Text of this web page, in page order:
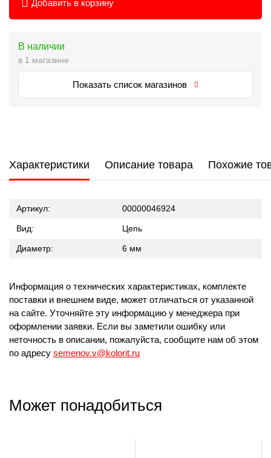
Добавить в корзину
В наличии
в 1 магазине
Показать список магазинов
Характеристики Описание товара Похожие
Артикул: 00000046924
Вид: Цепь
Диаметр: 6 мм
Информация о технических характеристиках, комплекте
поставки и внешнем виде, может отличаться от указанной
на сайте. Уточняйте эту информацию у менеджера при
оформлении заявки. Если вы заметили ошибку или
неточность в описании, пожалуйста, сообщите нам об этом
по адресу semenov.v@kolorit.ru
Может понадобиться